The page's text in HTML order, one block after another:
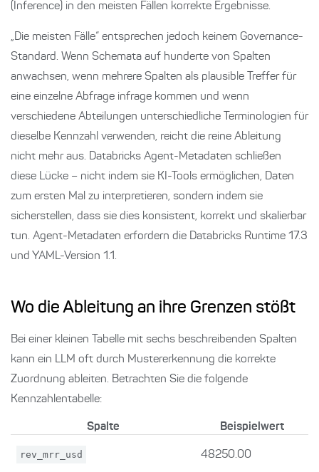
(Inference) in den meisten Fällen korrekte Ergebnisse.
„Die meisten Fälle“ entsprechen jedoch keinem Governance-
Standard. Wenn Schemata auf hunderte von Spalten
anwachsen, wenn mehrere Spalten als plausible Treffer für
eine einzelne Abfrage infrage kommen und wenn
verschiedene Abteilungen unterschiedliche Terminologien für
dieselbe Kennzahl verwenden, reicht die reine Ableitung
nicht mehr aus. Databricks Agent-Metadaten schließen
diese Lücke – nicht indem sie KI-Tools ermöglichen, Daten
zum ersten Mal zu interpretieren, sondern indem sie
sicherstellen, dass sie dies konsistent, korrekt und skalierbar
tun. Agent-Metadaten erfordern die Databricks Runtime 17.3
und YAML-Version 1.1.
Wo die Ableitung an ihre Grenzen stößt
Bei einer kleinen Tabelle mit sechs beschreibenden Spalten
kann ein LLM oft durch Mustererkennung die korrekte
Zuordnung ableiten. Betrachten Sie die folgende
Kennzahlentabelle:
Spalte Beispielwert
rev_mrr_usd 48250.00